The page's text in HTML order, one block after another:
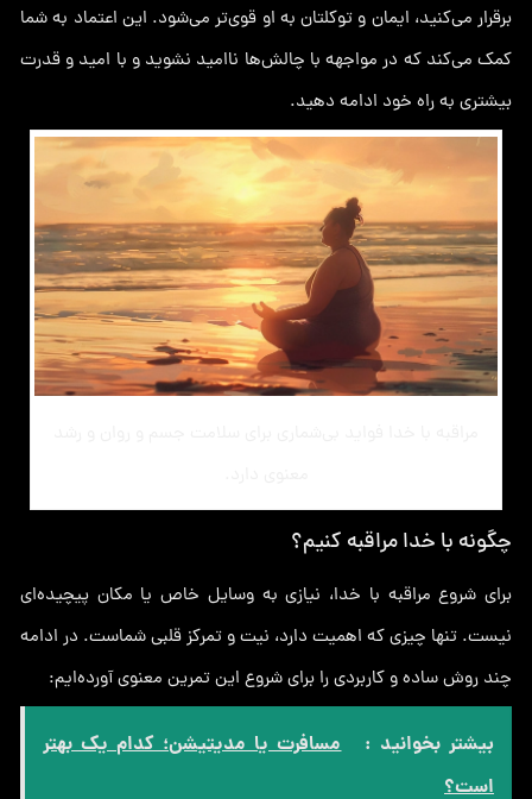
برقرار می‌کنید، ایمان و توکلتان به او قوی‌تر می‌شود. این اعتماد به شما
کمک می‌کند که در مواجهه با چالش‌ها ناامید نشوید و با امید و قدرت
بیشتری به راه خود ادامه دهید.
چگونه با خدا مراقبه کنیم؟
برای شروع مراقبه با خدا، نیازی به وسایل خاص یا مکان پیچیده‌ای
نیست. تنها چیزی که اهمیت دارد، نیت و تمرکز قلبی شماست. در ادامه
چند روش ساده و کاربردی را برای شروع این تمرین معنوی آورده‌ایم:
بیشتر بخوانید :
مسافرت یا مدیتیشن؛ کدام یک بهتر
است؟